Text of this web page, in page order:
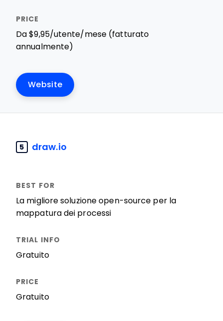
Da $9,95/utente/mese (fatturato
annualmente)
Website
5 draw.io
La migliore soluzione open-source per la
mappatura dei processi
Gratuito
Gratuito